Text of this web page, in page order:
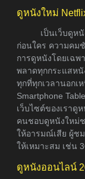
ดูหนังใหม่
เป็นเว็บดูห
ก่อนใคร ความคม
การดูหนังโดยเฉ
พลาดทุกกระแสหนั
ทุกที่ทุกเวลานอกเ
Smartphone
เว็บไซต์ของเราดู
คนชอบดูหนังใหม่
ให้อารมณ์เสีย ผู้ช
ให้เหมาะสม เช่น
ดูหนังออนไลน์